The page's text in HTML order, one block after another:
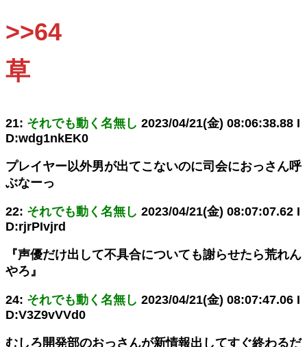
>>64
草
21: それでも動く名無し 2023/04/21(金) 08:06:38.88 I
D:wdg1nkEK0
プレイヤー以外男が出てこないのに司会におっさん呼
ぶなーっ
22: それでも動く名無し 2023/04/21(金) 08:07:07.62 I
D:rjrPIvjrd
『声優だけ出して不具合についても謝らせたら荒れん
やろ』
24: それでも動く名無し 2023/04/21(金) 08:07:47.06 I
D:V3Z9vVVd0
むしろ開発部のおっさんが新情報出してすぐ終わるだ